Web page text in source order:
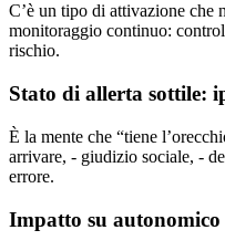
C’è un tipo di attivazione che
monitoraggio continuo:
rischio.
Stato di allerta sottile:
È la mente che “tiene
arrivare, - giudizio sociale, -
errore.
Impatto su autonomico